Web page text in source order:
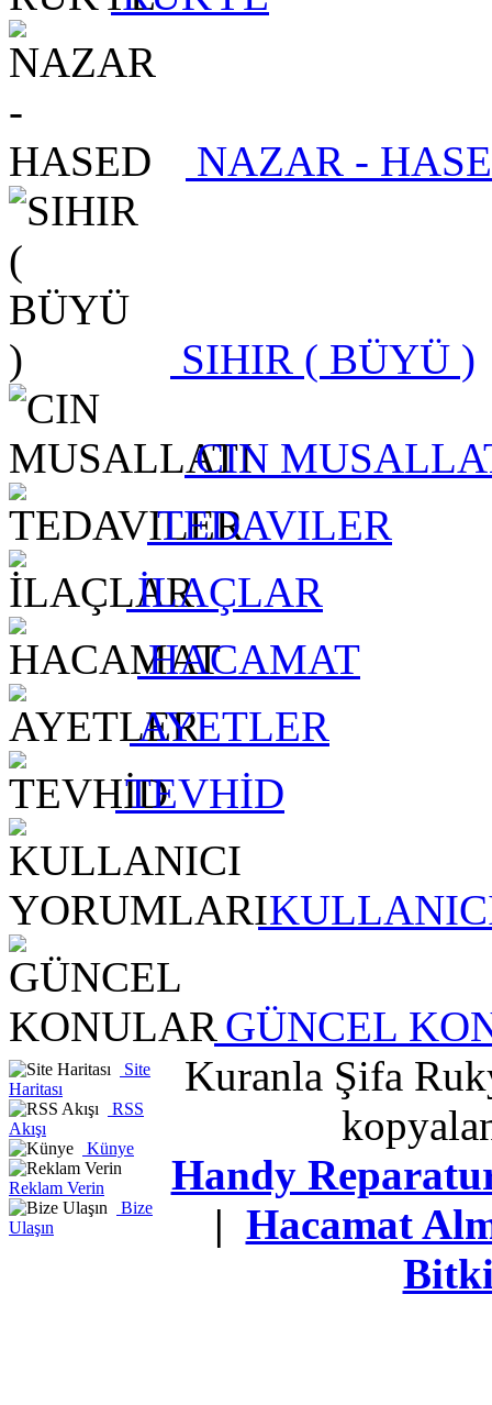
NAZAR -
SIHIR ( BÜYÜ )
CIN
TEDAVILER
İLAÇLAR
HACAMAT
AYETLER
TEVHİD
GÜNCEL
Site
Haritası
RSS
Akışı
Künye
Reklam Verin
Bize
Ulaşın
Kuranla Şifa
Handy
| Hacamat